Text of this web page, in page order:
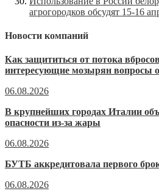
агрогородков обсудят 15-16
Новости компаний
Как защититься от потока
интересующие мозырян вопросы
06.08.2026
В крупнейших городах Италии
опасности из-за жары
06.08.2026
БУТБ аккредитовала первого
06.08.2026